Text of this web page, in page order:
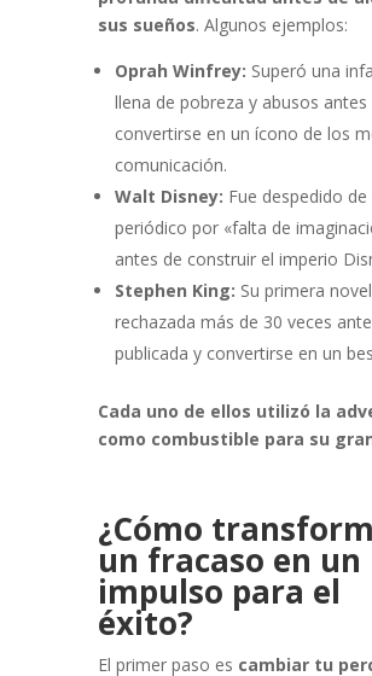
sus sueños. Algunos ejemplos:
Oprah Winfrey: Superó una
llena de pobreza y abusos antes
convertirse en un ícono de los
comunicación.
Walt Disney: Fue despedido de
periódico por «falta de
antes de construir el imperio
Stephen King: Su primera
rechazada más de 30 veces
publicada y convertirse en un
Cada uno de ellos utilizó la
como combustible para su
¿Cómo
un fracaso en un
impulso para el
éxito?
El primer paso es cambiar tu